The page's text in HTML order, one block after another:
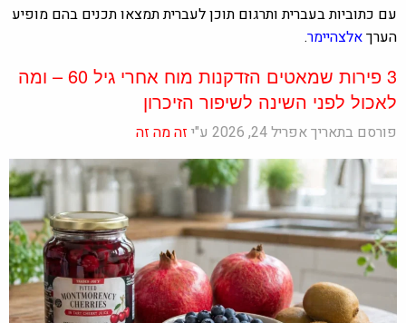
עם כתוביות בעברית ותרגום תוכן לעברית תמצאו תכנים בהם מופיע
הערךאלצהיימר.
3 פירות שמאטים הזדקנות מוח אחרי גיל 60 – ומה
לאכול לפני השינה לשיפור הזיכרון
פורסם בתאריך אפריל 24, 2026 ע"י זה מה זה